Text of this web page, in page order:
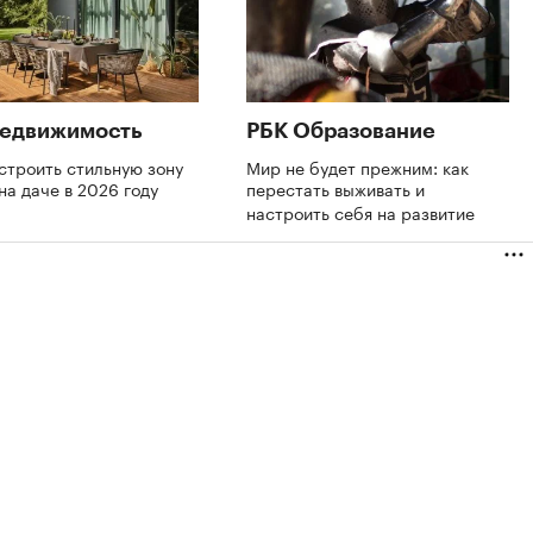
стильную зону
даче в 2026 году
РБК Образование
Мир не будет прежним: как
перестать выживать и
настроить себя на развитие